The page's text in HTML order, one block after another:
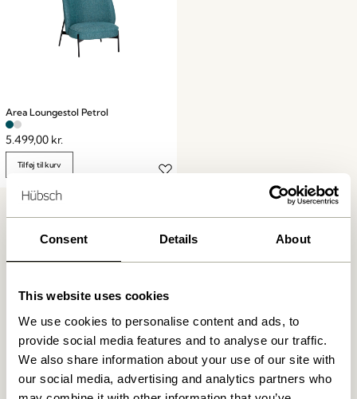
Consent Details About
This website uses cookies
We use cookies to personalise content and ads, to
provide social media features and to analyse our traffic.
We also share information about your use of our site with
our social media, advertising and analytics partners who
Area Loungestol Petrol
5.499,00 kr.
Tilføj til kurv
Fri fragt ved køb over499 DKK*
Kun 1-4 dages levering